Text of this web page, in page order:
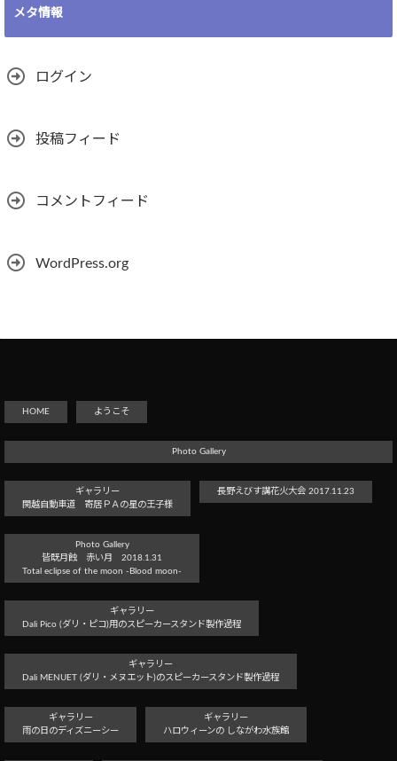
メタ情報
ログイン
投稿フィード
コメントフィード
WordPress.org
HOME ようこそ
Photo Gallery
ギャラリー
関越自動車道 寄居ＰＡの星の王子様
長野えびす講花火大会 2017.11.23
Photo Gallery
皆既月蝕 赤い月 2018.1.31
Total eclipse of the moon -Blood moon-
ギャラリー
Dali Pico (ダリ・ピコ)用のスピーカースタンド製作過程
ギャラリー
Dali MENUET (ダリ・メヌエット)のスピーカースタンド製作過程
ギャラリー
雨の日のディズニーシー
ギャラリー
ハロウィーンの しながわ水族館